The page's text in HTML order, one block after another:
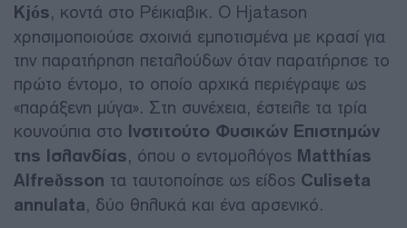
Kjós, κοντά στο Ρέικιαβικ. Ο Hjatason
χρησιμοποιούσε σχοινιά εμποτισμένα με κρασί για
την παρατήρηση πεταλούδων όταν παρατήρησε το
πρώτο έντομο, το οποίο αρχικά περιέγραψε ως
«παράξενη μύγα». Στη συνέχεια, έστειλε τα τρία
κουνούπια στο Ινστιτούτο Φυσικών Επιστημών
της Ισλανδίας, όπου ο εντομολόγος Matthías
Alfreðsson τα ταυτοποίησε ως είδος Culiseta
annulata, δύο θηλυκά και ένα αρσενικό.